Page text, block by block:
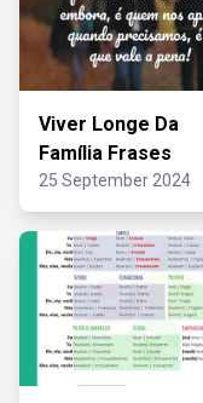
Viver Longe Da
Família Frases
25 September 2024